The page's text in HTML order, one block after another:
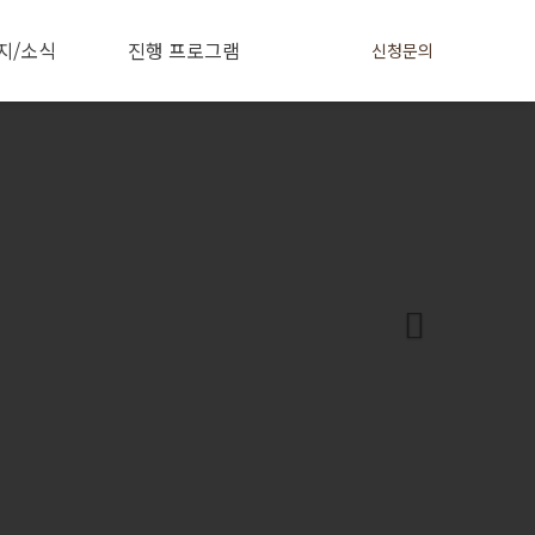
신청문의
/소식 진행 프로그램
Next